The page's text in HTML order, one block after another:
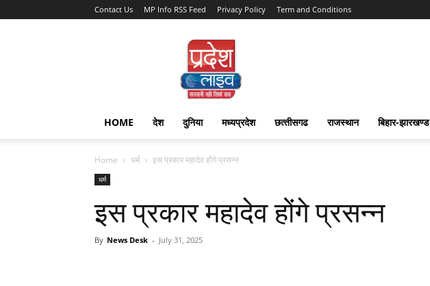
Contact Us MP Info RSS Feed Privacy Policy Term and Conditions
Pradesh
Live
HOME देश दुनिया मध्यप्रदेश छत्‍तीसगढ राजस्‍थान बिहार-झारखण्‍ड
Home धर्म इस प्रकार महादेव होंगे प्रसन्न
धर्म
इस प्रकार महादेव होंगे प्रसन्न
By News Desk - July 31, 2025